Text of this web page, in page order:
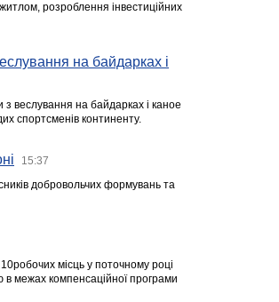
розроблення інвестиційних
на байдарках і
веслування на байдарках і каное
спортсменів континенту.
15:37
добровольчих формувань та
місць у поточному році
межах компенсаційної програми